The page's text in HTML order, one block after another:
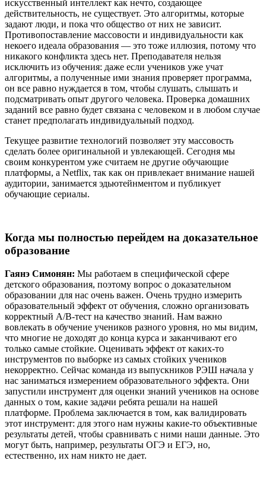
искусственный интеллект как нечто, создающее
действительность, не существует. Это алгоритмы, которые
задают люди, и пока что общество от них не зависит.
Противопоставление массовости и индивидуальности как
некоего идеала образования — это тоже иллюзия, потому что
никакого конфликта здесь нет. Преподавателя нельзя
исключить из обучения: даже если учеников уже учат
алгоритмы, а полученные ими знания проверяет программа,
он все равно нуждается в том, чтобы слушать, слышать и
подсматривать опыт другого человека. Проверка домашних
заданий все равно будет связана с человеком и в любом случае
станет предполагать индивидуальный подход.
Текущее развитие технологий позволяет эту массовость
сделать более оригинальной и увлекающей. Сегодня мы
своим конкурентом уже считаем не другие обучающие
платформы, а Netflix, так как он привлекает внимание нашей
аудитории, занимается эдьютейнментом и публикует
обучающие сериалы.
Когда мы полностью перейдем на доказательное
образование
Гаянэ Симонян: Мы работаем в специфической сфере
детского образования, поэтому вопрос о доказательном
образовании для нас очень важен. Очень трудно измерить
образовательный эффект от обучения, сложно организовать
корректный A/B-тест на качество знаний. Нам важно
вовлекать в обучение учеников разного уровня, но мы видим,
что многие не доходят до конца курса и заканчивают его
только самые стойкие. Оценивать эффект от каких-то
инструментов по выборке из самых стойких учеников
некорректно. Сейчас команда из выпускников РЭШ начала у
нас заниматься измерением образовательного эффекта. Они
запустили инструмент для оценки знаний учеников на основе
данных о том, какие задачи ребята решали на нашей
платформе. Проблема заключается в том, как валидировать
этот инструмент: для этого нам нужны какие-то объективные
результаты детей, чтобы сравнивать с ними наши данные. Это
могут быть, например, результаты ОГЭ и ЕГЭ, но,
естественно, их нам никто не дает.